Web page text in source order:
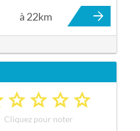
à 22km
a
a
a
a
Cliquez pour noter